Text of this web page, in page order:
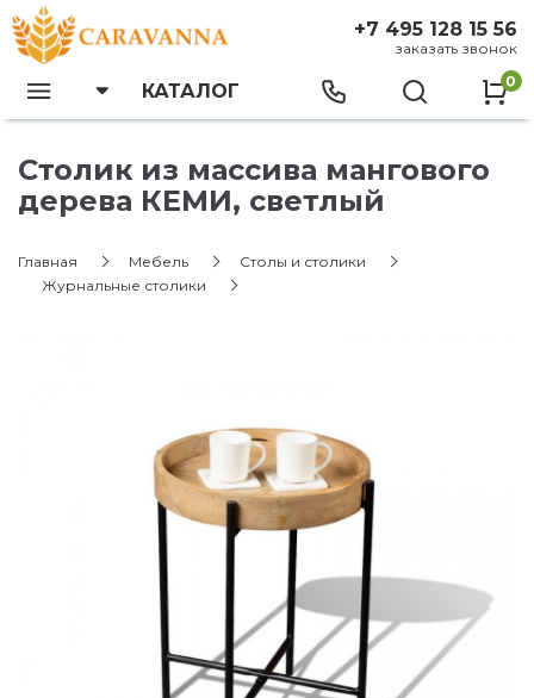
+7 495 128 15 56
заказать звонок
КАТАЛОГ 0
Столик из массива мангового
дерева КЕМИ, светлый
Главная Мебель
Столы и столики
Журнальные столики